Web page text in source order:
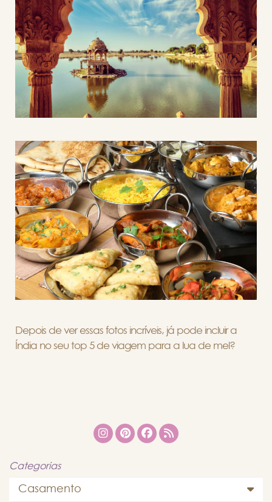
Depois de ver essas fotos incríveis, já pode incluir a
Índia no seu top 5 de viagem para a lua de mel?
Categorias
Casamento